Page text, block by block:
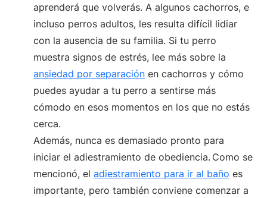
aprenderá que volverás. A algunos cachorros, e
incluso perros adultos, les resulta difícil lidiar
con la ausencia de su familia. Si tu perro
muestra signos de estrés, lee más sobre la
ansiedad por separación en cachorros y cómo
puedes ayudar a tu perro a sentirse más
cómodo en esos momentos en los que no estás
cerca.
Además, nunca es demasiado pronto para
iniciar el adiestramiento de obediencia. Como se
mencionó, el adiestramiento para ir al baño es
importante, pero también conviene comenzar a